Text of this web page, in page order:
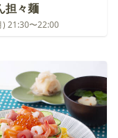
担々麺
) 21:30〜22:00